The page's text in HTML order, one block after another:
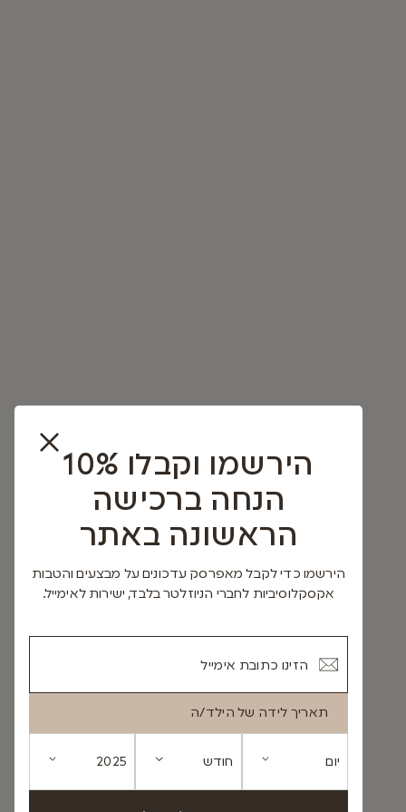
הירשמו וקבלו 10%
הנחה ברכישה
הראשונה באתר
הירשמו כדי לקבל מאפרסק עדכונים על מבצעים והטבות
אקסקלוסיביות לחברי הניוזלטר בלבד, ישירות לאימייל.
תאריך לידה של הילד/ה